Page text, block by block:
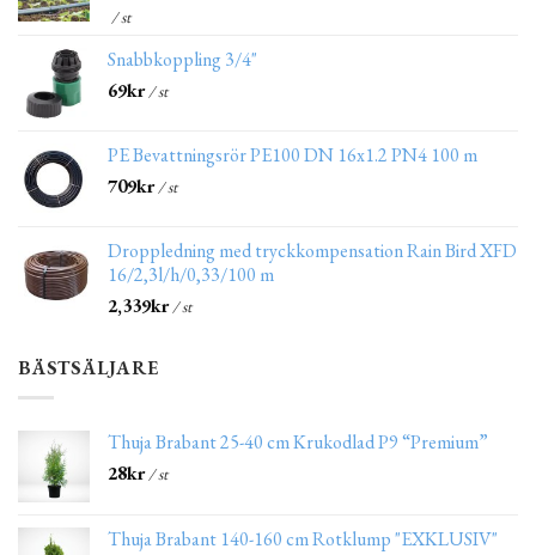
/ st
Snabbkoppling 3/4"
69kr/ st
PE Bevattningsrör PE100 DN 16x1.2 PN4 100 m
709kr/ st
Droppledning med tryckkompensation Rain Bird XFD
16/2,3l/h/0,33/100 m
2,339kr/ st
BÄSTSÄLJARE
Thuja Brabant 25-40 cm Krukodlad P9 “Premium”
28kr/ st
Thuja Brabant 140-160 cm Rotklump "EXKLUSIV"